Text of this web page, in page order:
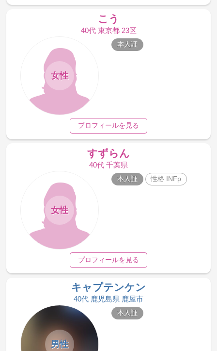
こう
40代 東京都 23区
女性
本人証
プロフィールを見る
すずらん
40代 千葉県
女性
本人証 性格 INFp
プロフィールを見る
キャプテンケン
40代 鹿児島県 鹿屋市
男性
本人証